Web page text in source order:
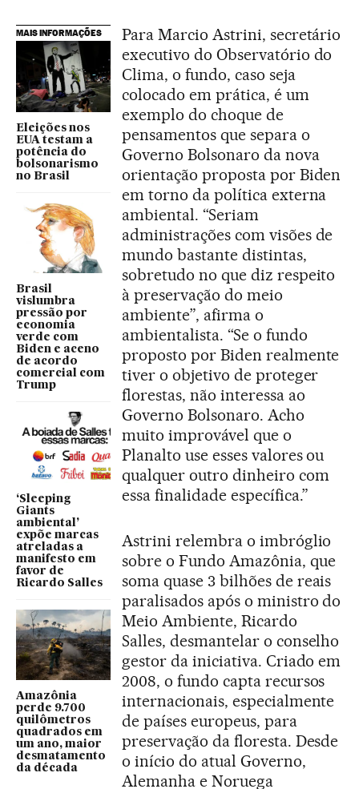
MAIS INFORMAÇÕES
Eleições nos
EUA testam a
potência do
bolsonarismo
no Brasil
Brasil
vislumbra
pressão por
economia
verde com
Biden e aceno
de acordo
comercial com
Trump
‘Sleeping
Giants
ambiental’
expõe marcas
atreladas a
manifesto em
favor de
Ricardo Salles
Amazônia
perde 9.700
quilômetros
quadrados em
um ano, maior
desmatamento
da década
Para Marcio Astrini, secretário
executivo do Observatório do
Clima, o fundo, caso seja
colocado em prática, é um
exemplo do choque de
pensamentos que separa o
Governo Bolsonaro da nova
orientação proposta por Biden
em torno da política externa
ambiental. “Seriam
administrações com visões de
mundo bastante distintas,
sobretudo no que diz respeito
à preservação do meio
ambiente”, afirma o
ambientalista. “Se o fundo
proposto por Biden realmente
tiver o objetivo de proteger
florestas, não interessa ao
Governo Bolsonaro. Acho
muito improvável que o
Planalto use esses valores ou
qualquer outro dinheiro com
essa finalidade específica.”
Astrini relembra o imbróglio
sobre o Fundo Amazônia, que
soma quase 3 bilhões de reais
paralisados após o ministro do
Meio Ambiente, Ricardo
Salles, desmantelar o conselho
gestor da iniciativa. Criado em
2008, o fundo capta recursos
internacionais, especialmente
de países europeus, para
preservação da floresta. Desde
o início do atual Governo,
Alemanha e Noruega